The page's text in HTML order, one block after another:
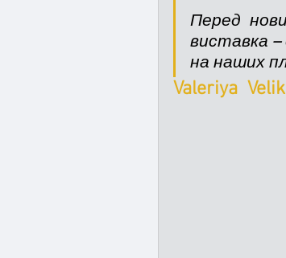
Перед
виставка –
на наших
Valeriya